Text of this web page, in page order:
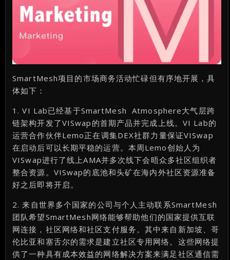
SmartMesh项目的市场商务活动忙碌但有序地开展，具
体如下：
1. VI Lab已经基于SmartMesh Atmosphere大气层跨
链架构开发了VISwap的首期产品并完成上线。VI Lab的
运营合作伙伴Lemo正在调集DEX社群力量保证VISwap
在启动后可以长期平稳的运营。本周Lemo创始人为
VISwap进行了线上AMA并多次线下会晤众多社区组织者
整合资源。VISwap的底池和头矿在海内外社区资源准备
好之后即将开启。
2. 来自世界多个国家的公司与个人主动联系SmartMesh
团队希望SmartMesh网络能够帮助他们的国家提供互联
网连接，社区网络和社区支付服务。其中来自新加坡、哥
伦比亚和塞舌尔的需求是建立社区专用网络。这些网络提
供了一种具有成本效益的网络解决方案来满足社区通信需